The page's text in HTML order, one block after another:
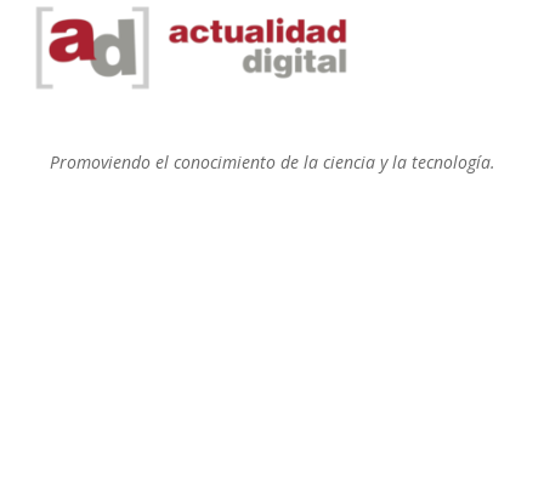
Promoviendo el conocimiento de la ciencia y la tecnología.